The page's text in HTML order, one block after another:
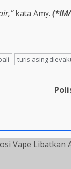
kata Amy. (*IM/
turis asing